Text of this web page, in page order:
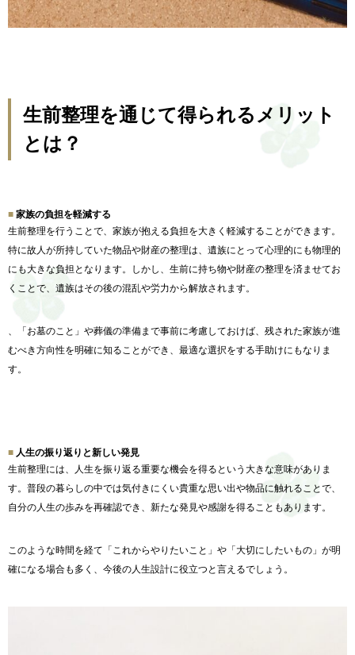
生前整理を通じて得られるメリット
とは？
家族の負担を軽減する
生前整理を行うことで、 家族が抱える負担を大きく軽減することができます。
特に故人が所持していた物品や財産の整理は、 遺族にとって心理的にも物理的
にも大きな負担となります。
しかし、生前に持ち物や財産の整理を済ませてお
くことで、 遺族はその後の混乱や労力から解放されます。
、「 お墓のこと」や葬儀の準備まで事前に考慮しておけば、 残された家族が進
むべき方向性を明確に知ることができ、 最適な選択をする手助けにもなりま
す。
人生の振り返りと新しい発見
生前整理には、
人生を振り返る重要な機会を得るという大きな意味がありま
す。 普段の暮らしの中では気付きにくい貴重な思い出や物品に触れるこ とで、
自分の人生の歩みを再確認でき、 新たな発見や感謝を得ることもあります。
このような時間を経て「 これからやりたいこと」や「大切にしたいもの」 が明
確になる場合も多く、 今後の人生設計に役立つと言えるでしょう。